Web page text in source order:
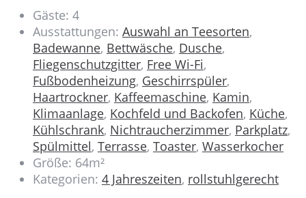
Gäste: 4
Ausstattungen: Auswahl an Teesorten,
Badewanne, Bettwäsche, Dusche,
Fliegenschutzgitter, Free Wi-Fi,
Fußbodenheizung, Geschirrspüler,
Haartrockner, Kaffeemaschine, Kamin,
Klimaanlage, Kochfeld und Backofen, Küche,
Kühlschrank, Nichtraucherzimmer, Parkplatz,
Spülmittel, Terrasse, Toaster, Wasserkocher
Größe: 64m²
Kategorien: 4 Jahreszeiten, rollstuhlgerecht